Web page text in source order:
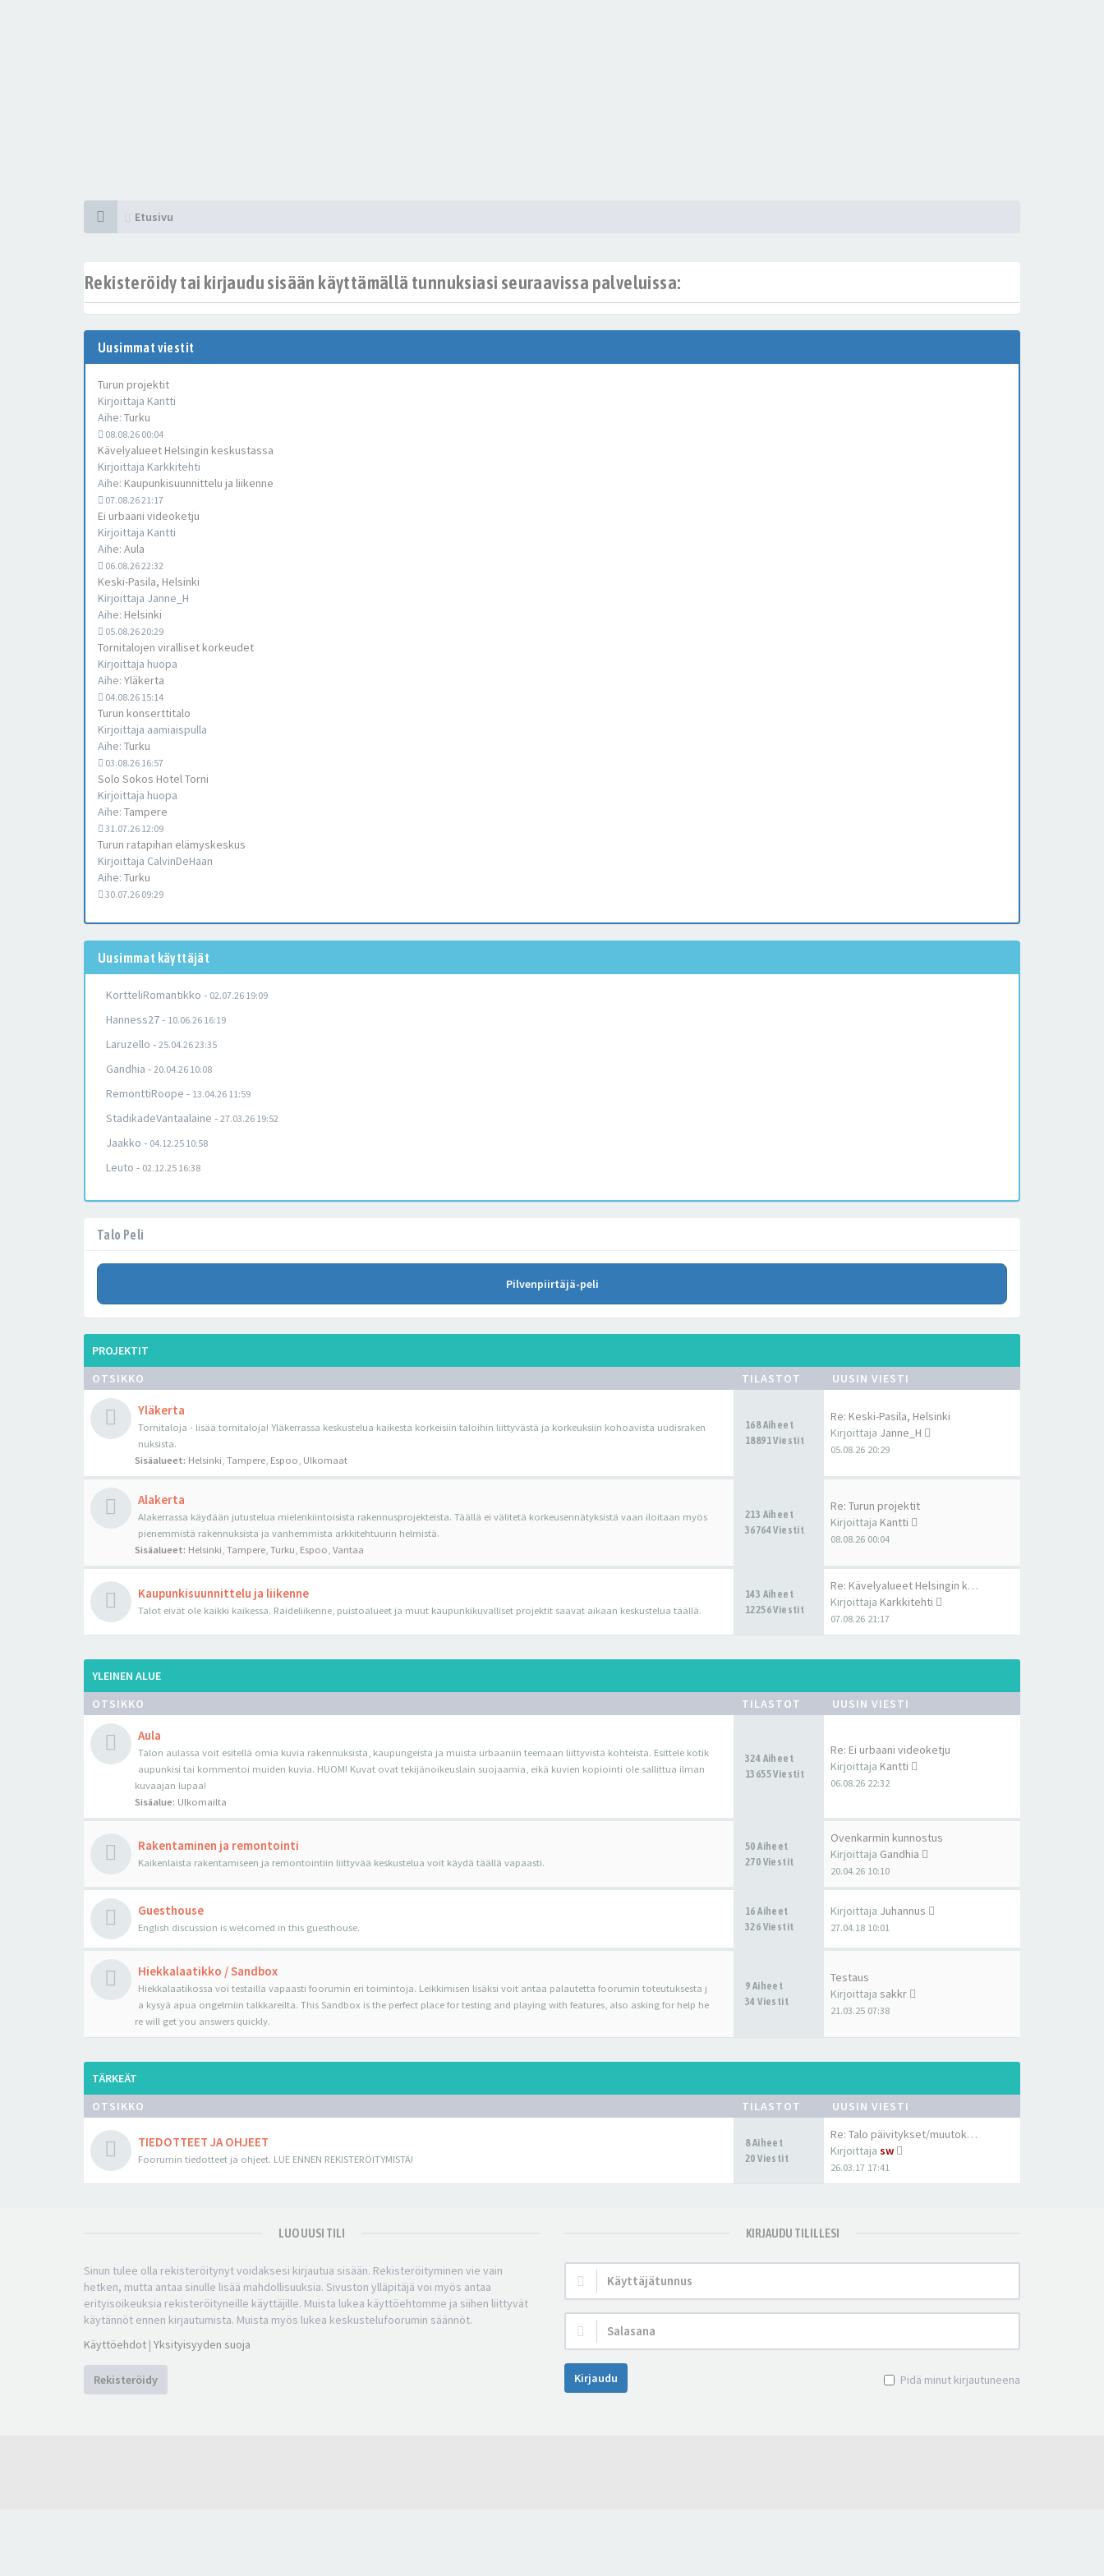
Etusivu
Rekisteröidy tai kirjaudu sisään käyttämällä tunnuksiasi seuraavissa palveluissa:
Uusimmat viestit
Turun projektit
Kirjoittaja Kantti
Aihe: Turku
08.08.26 00:04
Kävelyalueet Helsingin keskustassa
Kirjoittaja Karkkitehti
Aihe: Kaupunkisuunnittelu ja liikenne
07.08.26 21:17
Ei urbaani videoketju
Kirjoittaja Kantti
Aihe: Aula
06.08.26 22:32
Keski-Pasila, Helsinki
Kirjoittaja Janne_H
Aihe: Helsinki
05.08.26 20:29
Tornitalojen viralliset korkeudet
Kirjoittaja huopa
Aihe: Yläkerta
04.08.26 15:14
Turun konserttitalo
Kirjoittaja aamiaispulla
Aihe: Turku
03.08.26 16:57
Solo Sokos Hotel Torni
Kirjoittaja huopa
Aihe: Tampere
31.07.26 12:09
Turun ratapihan elämyskeskus
Kirjoittaja CalvinDeHaan
Aihe: Turku
30.07.26 09:29
Uusimmat käyttäjät
KortteliRomantikko - 02.07.26 19:09
Hanness27- 10.06.26 16:19
Laruzello - 25.04.26 23:35
Gandhia - 20.04.26 10:08
RemonttiRoope - 13.04.26 11:59
StadikadeVantaalaine - 27.03.26 19:52
Jaakko - 04.12.25 10:58
Leuto - 02.12.25 16:38
Talo Peli
Pilvenpiirtäjä-peli
PROJEKTIT
OTSIKKO
TILASTOT UUSIN VIESTI
Yläkerta
Tornitaloja - lisää tornitaloja! Yläkerrassa keskustelua kaikesta korkeisiin taloihin liittyvästä ja korkeuksiin kohoavista uudisraken
nuksista.
Sisäalueet: Helsinki Tampere Espoo Ulkomaat
168 Aiheet
18891 Viestit
Re: Keski-Pasila, Helsinki
Kirjoittaja Janne_H
05.08.26 20:29
Alakerta
Alakerrassa käydään jutustelua mielenkiintoisista rakennusprojekteista. Täällä ei välitetä korkeusennätyksistä vaan iloitaan myös
pienemmistä rakennuksista ja vanhemmista arkkitehtuurin helmistä.
Sisäalueet: Helsinki Tampere Turku Espoo Vantaa
213 Aiheet
36764 Viestit
Re: Turun projektit
Kirjoittaja Kantti
08.08.26 00:04
Kaupunkisuunnittelu ja liikenne
Talot eivät ole kaikki kaikessa. Raideliikenne, puistoalueet ja muut kaupunkikuvalliset projektit saavat aikaan keskustelua täällä.
143 Aiheet
12256 Viestit
Re: Kävelyalueet Helsingin ke…
Kirjoittaja Karkkitehti
07.08.26 21:17
YLEINEN ALUE
OTSIKKO
TILASTOT UUSIN VIESTI
Aula
Talon aulassa voit esitellä omia kuvia rakennuksista, kaupungeista ja muista urbaaniin teemaan liittyvistä kohteista. Esittele kotik
aupunkisi tai kommentoi muiden kuvia. HUOM! Kuvat ovat tekijänoikeuslain suojaamia, eikä kuvien kopiointi ole sallittua ilman
kuvaajan lupaa!
Sisäalue: Ulkomailta
324 Aiheet
13655 Viestit
Re: Ei urbaani videoketju
Kirjoittaja Kantti
06.08.26 22:32
Rakentaminen ja remontointi
Kaikenlaista rakentamiseen ja remontointiin liittyvää keskustelua voit käydä täällä vapaasti.
50 Aiheet
270 Viestit
Ovenkarmin kunnostus
Kirjoittaja Gandhia
20.04.26 10:10
Guesthouse
English discussion is welcomed in this guesthouse.
16 Aiheet
326 Viestit
Kirjoittaja Juhannus
27.04.18 10:01
Hiekkalaatikko / Sandbox
Hiekkalaatikossa voi testailla vapaasti foorumin eri toimintoja. Leikkimisen lisäksi voit antaa palautetta foorumin toteutuksesta j
a kysyä apua ongelmiin talkkareilta. This Sandbox is the perfect place for testing and playing with features, also asking for help he
re will get you answers quickly.
9 Aiheet
34 Viestit
Testaus
Kirjoittaja sakkr
21.03.25 07:38
TÄRKEÄT
OTSIKKO
TILASTOT UUSIN VIESTI
TIEDOTTEET JA OHJEET
Foorumin tiedotteet ja ohjeet. LUE ENNEN REKISTERÖITYMISTÄ!
8 Aiheet
20 Viestit
Re: Talo päivitykset/muutokset
Kirjoittaja sw
26.03.17 17:41
LUO UUSI TILI
Sinun tulee olla rekisteröitynyt voidaksesi kirjautua sisään. Rekisteröityminen vie vain
hetken, mutta antaa sinulle lisää mahdollisuuksia. Sivuston ylläpitäjä voi myös antaa
erityisoikeuksia rekisteröityneille käyttäjille. Muista lukea käyttöehtomme ja siihen liittyvät
käytännöt ennen kirjautumista. Muista myös lukea keskustelufoorumin säännöt.
Käyttöehdot | Yksityisyyden suoja
Rekisteröidy
KIRJAUDU TILILLESI
Käyttäjätunnus:
Salasana:
Pidä minut kirjautuneena
Kirjaudu